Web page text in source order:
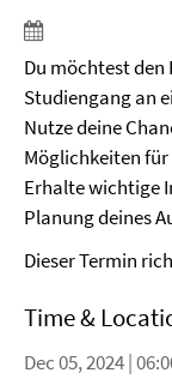
Du möchtest den
Studiengang an
Nutze deine
Möglichkeiten
Erhalte wichtige
Planung deines
Dieser Termin
Time &
Dec 05, 2024 |